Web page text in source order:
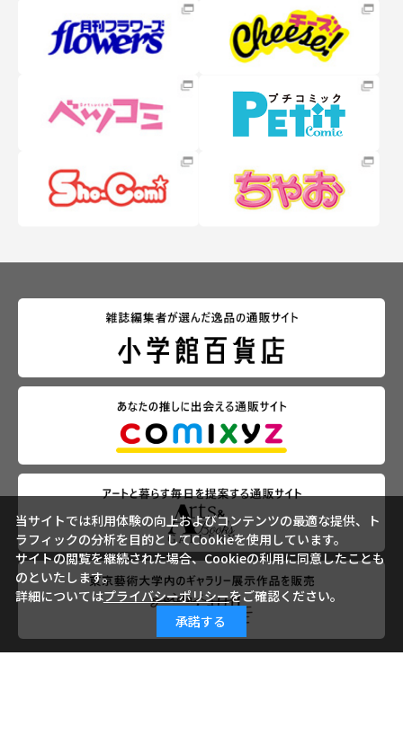
当サイトでは利用体験の向上およびコンテンツの最適な提供、ト
ラフィックの分析を目的としてCookieを使用しています。
サイトの閲覧を継続された場合、Cookieの利用に同意したことも
のといたします。
詳細についてはプライバシーポリシーをご確認ください。
承諾する